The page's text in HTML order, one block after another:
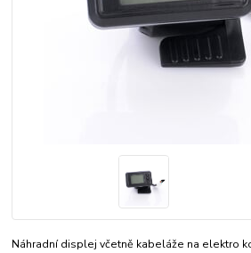
Náhradní displej včetně kabeláže na elektro